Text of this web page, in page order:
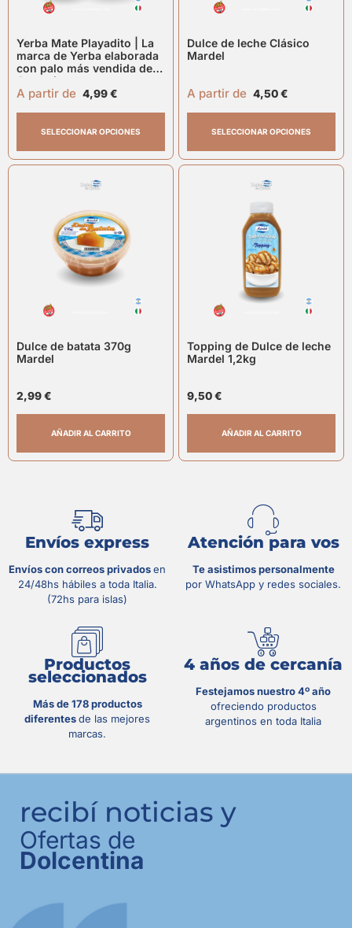
Yerba Mate Playadito | La
marca de Yerba elaborada
con palo más vendida de
Argentina
A partir de 4,99€
SELECCIONAR OPCIONES
Dulce de leche Clásico
Mardel
A partir de 4,50€
SELECCIONAR OPCIONES
Dulce de batata 370g
Mardel
2,99€
AÑADIR AL CARRITO
Topping de Dulce de leche
Mardel 1,2kg
9,50€
AÑADIR AL CARRITO
Envíos express
Envíos con correos privadosen
24/48hs hábiles a toda Italia.
(72hs para islas)
Atención para vos
Te asistimos personalmente
por WhatsApp y redes sociales.
Productos
seleccionados
Más de 178 productos
diferentesde las mejores
marcas.
4 años de cercanía
Festejamos nuestro 4º año
ofreciendo productos
argentinos en toda Italia
recibí noticias y
Ofertas de
Dolcentina